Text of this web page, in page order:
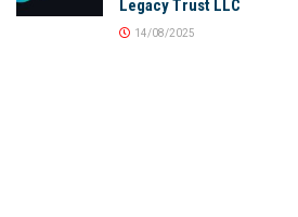
Legacy Trust LLC
14/08/2025